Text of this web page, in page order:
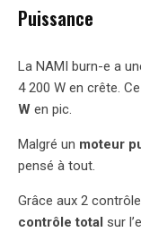
Puissance
La NAMI burn-e a
4 200 W en crête.
W en pic.
Malgré un moteur
pensé à tout.
Grâce aux 2
contrôle total sur